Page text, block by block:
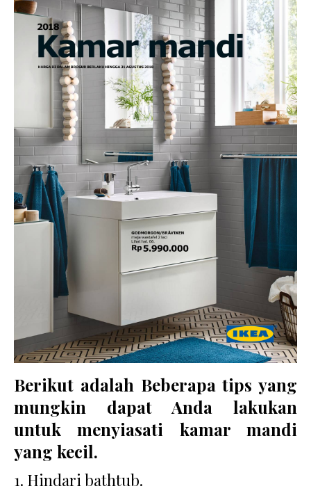
Berikut adalah Beberapa tips yang
mungkin dapat Anda lakukan
untuk menyiasati kamar mandi
yang kecil.
1. Hindari bathtub.